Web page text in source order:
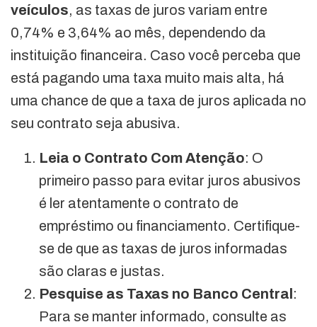
veículos, as taxas de juros variam entre
0,74% e 3,64% ao mês, dependendo da
instituição financeira. Caso você perceba que
está pagando uma taxa muito mais alta, há
uma chance de que a taxa de juros aplicada no
seu contrato seja abusiva.
Leia o Contrato Com Atenção: O
primeiro passo para evitar juros abusivos
é ler atentamente o contrato de
empréstimo ou financiamento. Certifique-
se de que as taxas de juros informadas
são claras e justas.
Pesquise as Taxas no Banco Central:
Para se manter informado, consulte as